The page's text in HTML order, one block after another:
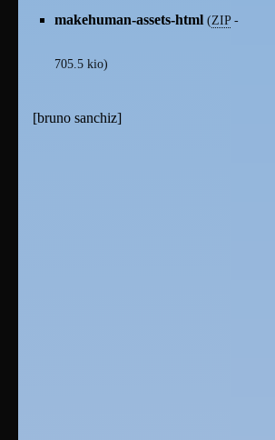
makehuman-assets-html (ZIP-
705.5 kio)
[bruno sanchiz]